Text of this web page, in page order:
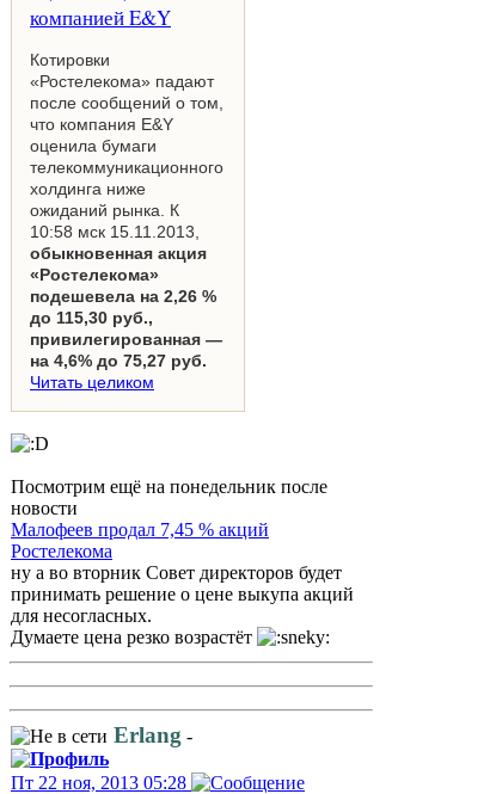
компанией E&Y
Котировки
«Ростелекома» падают
после сообщений о том,
что компания E&Y
оценила бумаги
телекоммуникационного
холдинга ниже
ожиданий рынка. К
10:58 мск 15.11.2013,
обыкновенная акция
«Ростелекома»
подешевела на 2,26 %
до 115,30 руб.,
привилегированная —
на 4,6% до 75,27 руб.
Читать целиком
Посмотрим ещё на понедельник после
новости
Малофеев продал 7,45 % акций
Ростелекома
ну а во вторник Совет директоров будет
принимать решение о цене выкупа акций
для несогласных.
Думаете цена резко возрастёт
Erlang -
Пт 22 ноя, 2013 05:28